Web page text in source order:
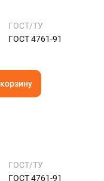
ГОСТ/ТУ
ГОСТ 4761-91
ГОСТ/ТУ
ГОСТ 4761-91